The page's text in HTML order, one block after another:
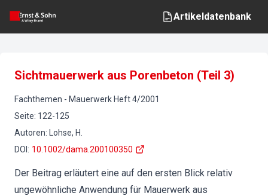
Artikeldatenbank
Sichtmauerwerk aus Porenbeton (Teil 3)
Fachthemen - Mauerwerk Heft4/2001
Seite: 122-125
Autoren:
Lohse, H.
DOI : 10.1002/dama.200100350
Der Beitrag erläutert eine auf den ersten Blick relativ
ungewöhnliche Anwendung für Mauerwerk aus